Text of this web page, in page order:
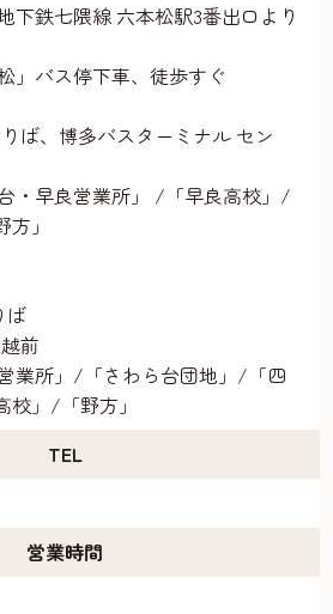
下鉄七隈線 六本松駅3番出口より
」バス停下車、徒歩すぐ
ば、博多バスターミナル セン
・早良営業所」 /「早良高校」/
」
ば
前
業所」/「さわら台団地」/「四
」/「野方」
TEL
営業時間